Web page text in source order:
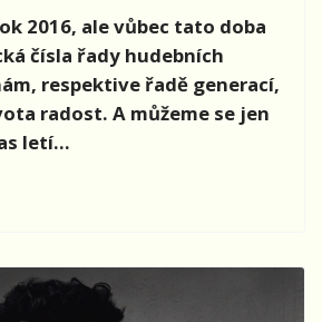
2016, ale vůbec tato doba
čísla řady hudebních
respektive řadě generací,
radost. A můžeme se jen
letí…